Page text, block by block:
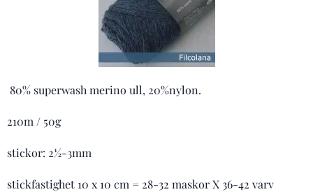
80% superwash merino ull, 20%nylon.
210m / 50g
stickor: 2½-3mm
stickfastighet 10 x 10 cm = 28-32 maskor X 36-42 varv